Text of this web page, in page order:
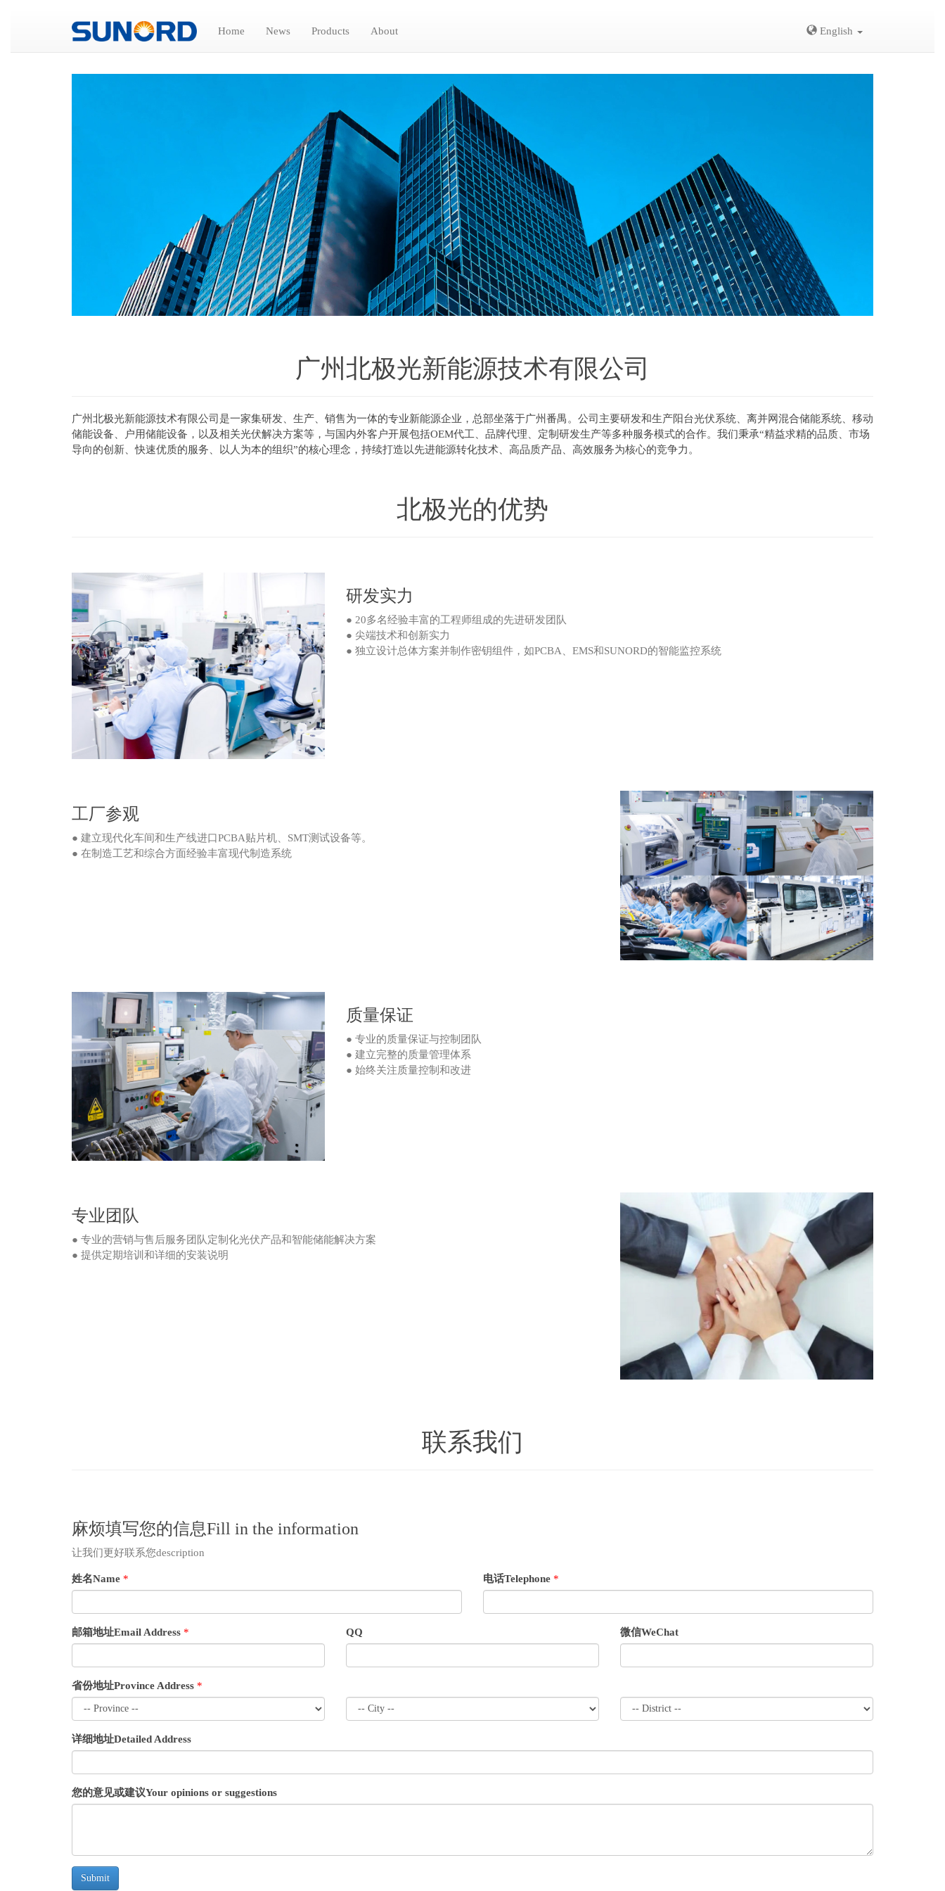
Home News Products About English
广州北极光新能源技术有限公司
广州北极光新能源技术有限公司是一家集研发、生产、销售为一体的专业新能源企业，总部坐落于广州番禺。公司主要研发和生产阳台光伏系统、离并网混合储能系统
移动
储能设备、户用储能设备，以及相关光伏解决方案等，与国内外客户开展包括OEM代工、品牌代理、定制研发生产等多种服务模式的合作。我们秉承“精益求精的品质、市场
导向的创新、快速优质的服务、以人为本的组织”的核心理念，持续打造以先进能源转化技术、高品质产品、高效服务为核心的竞争力。
北极光的优势
研发实力
● 20多名经验丰富的工程师组成的先进研发团队
● 尖端技术和创新实力
● 独立设计总体方案并制作密钥组件，如PCBA、EMS和SUNORD的智能监控系统
工厂参观
● 建立现代化车间和生产线进口PCBA贴片机、SMT测试设备等。
● 在制造工艺和综合方面经验丰富现代制造系统
质量保证
● 专业的质量保证与控制团队
● 建立完整的质量管理体系
● 始终关注质量控制和改进
专业团队
● 专业的营销与售后服务团队定制化光伏产品和智能储能解决方案
● 提供定期培训和详细的安装说明
联系我们
麻烦填写您的信息Fill in the information
让我们更好联系您description
姓名Name * 电话Telephone *
邮箱地址Email Address * QQ 微信WeChat
省份地址Province Address *
详细地址Detailed Address
您的意见或建议Your opinions or suggestions
Submit